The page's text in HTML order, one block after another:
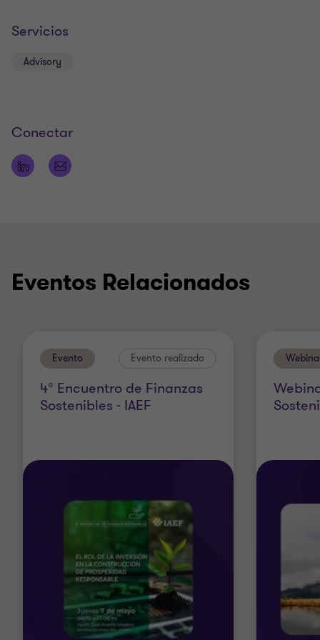
Servicios
Advisory
Conectar
Eventos Relacionados
Evento Evento realizado
4° Encuentro de Finanzas
Sostenibles - IAEF